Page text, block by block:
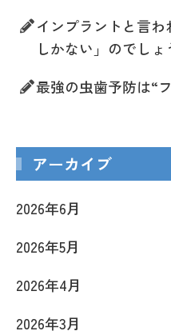
インプラントと言わ
しかない」のでしょ
最強の虫歯予防は“
アーカイブ
2026年6月
2026年5月
2026年4月
2026年3月